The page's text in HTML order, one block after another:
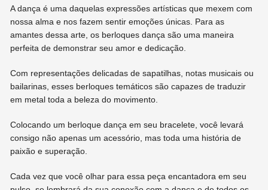
A dança é uma daquelas expressões artísticas que mexem com
nossa alma e nos fazem sentir emoções únicas. Para as
amantes dessa arte, os berloques dança são uma maneira
perfeita de demonstrar seu amor e dedicação.
Com representações delicadas de sapatilhas, notas musicais ou
bailarinas, esses berloques temáticos são capazes de traduzir
em metal toda a beleza do movimento.
Colocando um berloque dança em seu bracelete, você levará
consigo não apenas um acessório, mas toda uma história de
paixão e superação.
Cada vez que você olhar para essa peça encantadora em seu